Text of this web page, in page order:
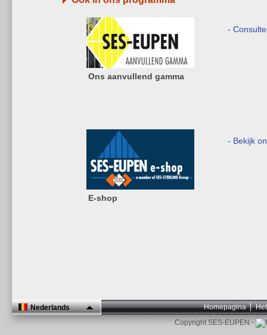
Ons aanvullend gamma
-
E-shop
- Bekijk
Nederlands Homepagina
Copyright SES-EUPEN -